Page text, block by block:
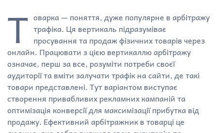
Т оварка — поняття, дуже популярне в арбітражу
трафіка. Ця вертикаль підразуміває
просування та продаж фізичних товарів через
онлайн. Працювати з цією вертикаллю арбітражу
означає, перш за все, розуміти потреби своєї
аудиторії та вміти залучати трафік на сайти, де такі
товари представлені. Тут варіантом виступає
створення привабливих рекламних кампаній та
оптимізація конверсії для максимізації прибутка від
продажу. Ефективний арбітражник в товарці це